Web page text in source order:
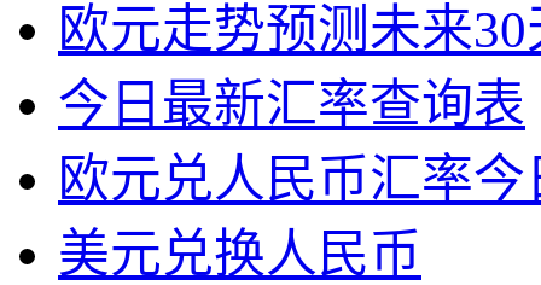
欧元走势预测未来30
今日最新汇率查询表
欧元兑人民币汇率今
美元兑换人民币